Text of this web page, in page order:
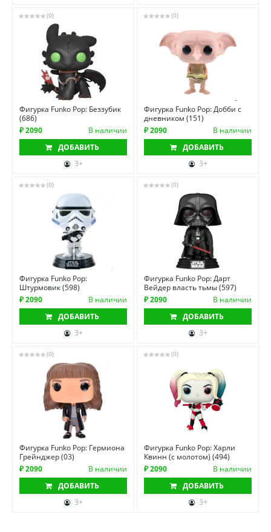
(0)
Фигурка Funko Pop: Беззубик
(686)
₽ 2090
В наличии
ДОБАВИТЬ
3+
(0)
Фигурка Funko Pop: Добби с
дневником (151)
₽ 2090
В наличии
ДОБАВИТЬ
3+
(0)
Фигурка Funko Pop:
Штурмовик (598)
₽ 2090
В наличии
ДОБАВИТЬ
3+
(0)
Фигурка Funko Pop: Дарт
Вейдер власть тьмы (597)
₽ 2090
В наличии
ДОБАВИТЬ
3+
(0)
Фигурка Funko Pop: Гермиона
Грейнджер (03)
₽ 2090
В наличии
ДОБАВИТЬ
3+
(0)
Фигурка Funko Pop: Харли
Квинн (с молотом) (494)
₽ 2090
В наличии
ДОБАВИТЬ
3+